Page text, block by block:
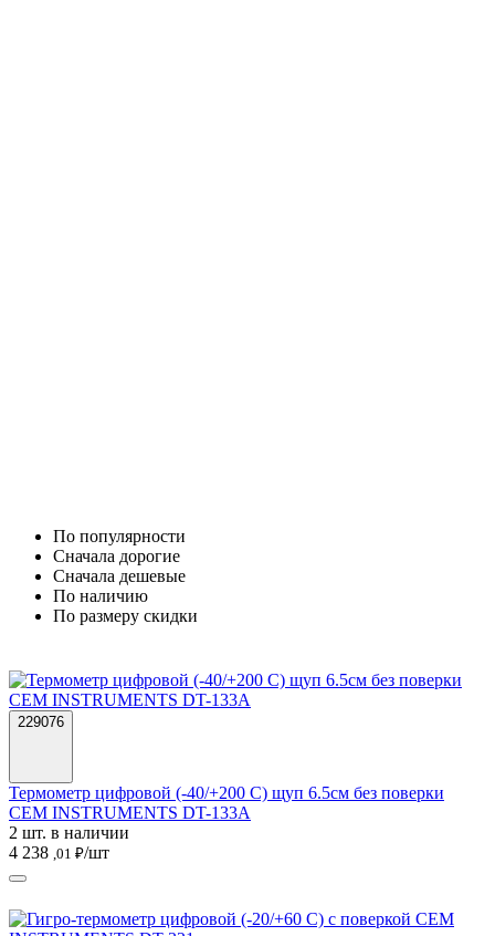
По популярности
Cначала дорогие
Cначала дешевые
По наличию
По размеру скидки
229076
Термометр цифровой (-40/+200 С) щуп 6.5см без поверки
CEM INSTRUMENTS DT-133A
2 шт. в наличии
4 238 ,01 ₽/шт